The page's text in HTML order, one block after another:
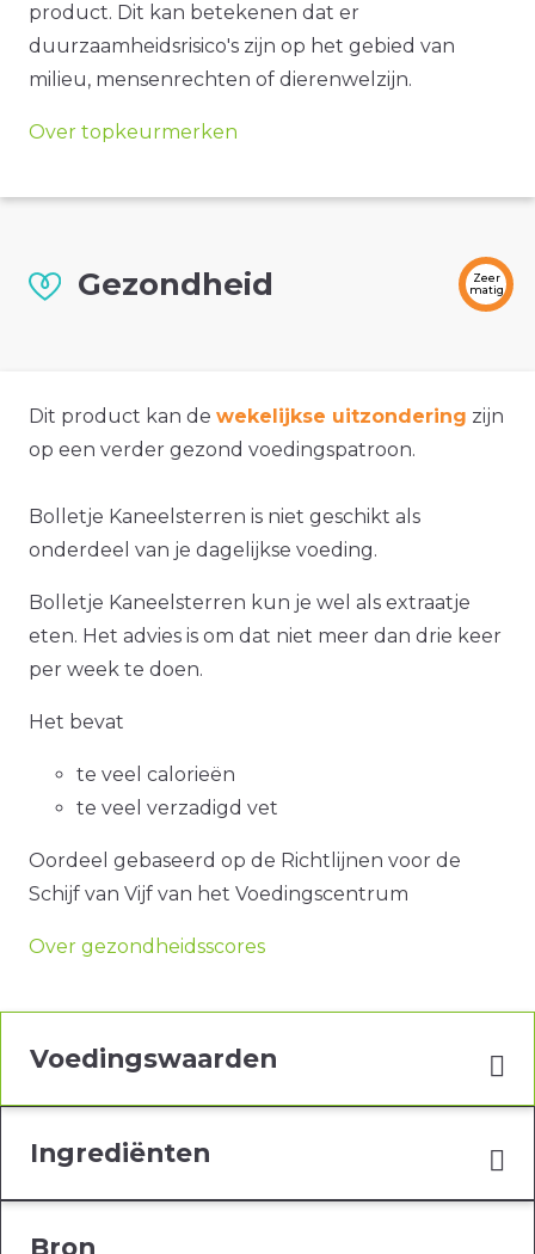
product. Dit kan betekenen dat er
duurzaamheidsrisico's zijn op het gebied van
milieu, mensenrechten of dierenwelzijn.
Over topkeurmerken
Gezondheid
Zeer
matig
Dit product kan de wekelijkse uitzondering zijn
op een verder gezond voedingspatroon.
Bolletje Kaneelsterren is niet geschikt als
onderdeel van je dagelijkse voeding.
Bolletje Kaneelsterren kun je wel als extraatje
eten. Het advies is om dat niet meer dan drie keer
per week te doen.
Het bevat
te veel calorieën
te veel verzadigd vet
Oordeel gebaseerd op de Richtlijnen voor de
Schijf van Vijf van het Voedingscentrum
Over gezondheidsscores
Voedingswaarden
Ingrediënten
Bron